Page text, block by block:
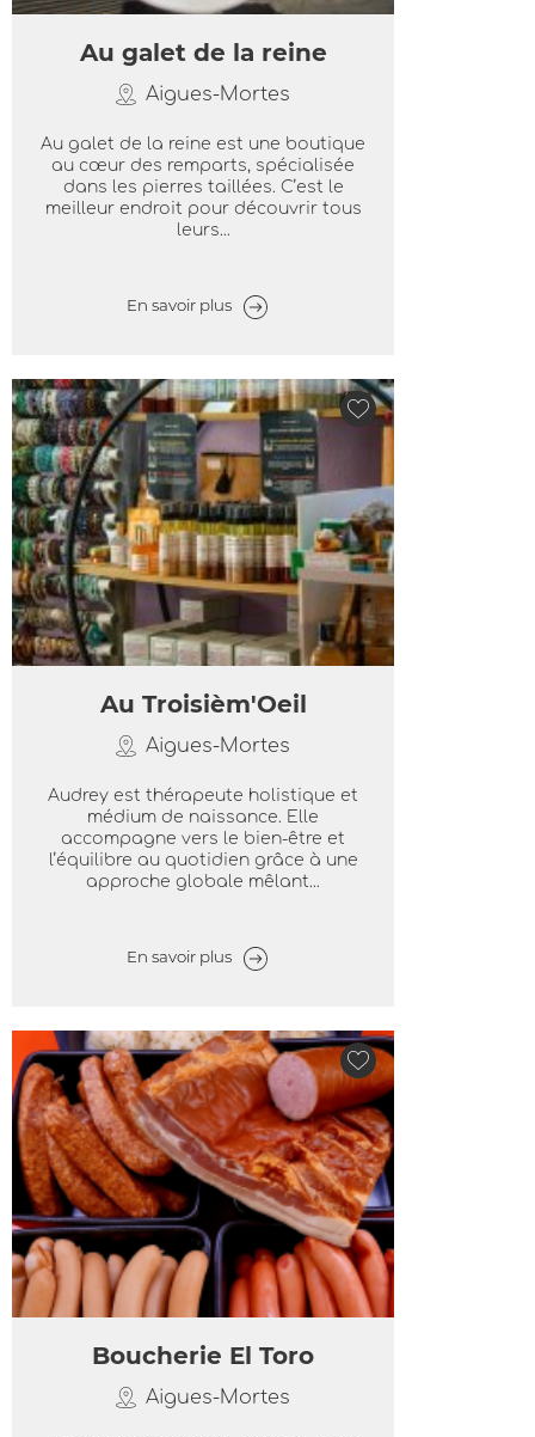
Au galet de la reine
Aigues-Mortes
Au galet de la reine est une boutique
au cœur des remparts, spécialisée
dans les pierres taillées. C’est le
meilleur endroit pour découvrir tous
leurs...
En savoir plus
Au Troisièm'Oeil
Aigues-Mortes
Audrey est thérapeute holistique et
médium de naissance. Elle
accompagne vers le bien-être et
l’équilibre au quotidien grâce à une
approche globale mêlant...
En savoir plus
Boucherie El Toro
Aigues-Mortes